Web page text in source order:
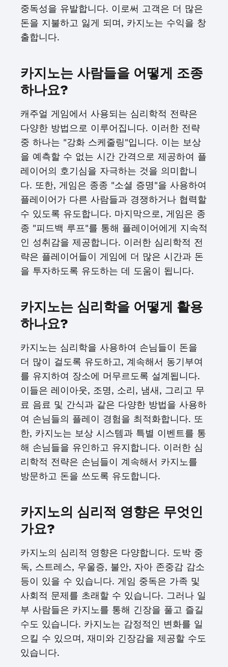
중독성을 유발합니다. 이로써 고객은 더 많은
돈을 지불하고 잃게 되며, 카지노는 수익을 창
출합니다.
카지노는 사람들을 어떻게 조종
하나요?
캐주얼 게임에서 사용되는 심리학적 전략은
다양한 방법으로 이루어집니다. 이러한 전략
중 하나는 "강화 스케줄링"입니다. 이는 보상
을 예측할 수 없는 시간 간격으로 제공하여 플
레이어의 호기심을 자극하는 것을 의미합니
다. 또한, 게임은 종종 "소셜 증명"을 사용하여
플레이어가 다른 사람들과 경쟁하거나 협력할
수 있도록 유도합니다. 마지막으로, 게임은 종
종 "피드백 루프"를 통해 플레이어에게 지속적
인 성취감을 제공합니다. 이러한 심리학적 전
략은 플레이어들이 게임에 더 많은 시간과 돈
을 투자하도록 유도하는 데 도움이 됩니다.
카지노는 심리학을 어떻게 활용
하나요?
카지노는 심리학을 사용하여 손님들이 돈을
더 많이 걸도록 유도하고, 계속해서 동기부여
를 유지하여 장소에 머무르도록 설계됩니다.
이들은 레이아웃, 조명, 소리, 냄새, 그리고 무
료 음료 및 간식과 같은 다양한 방법을 사용하
여 손님들의 플레이 경험을 최적화합니다. 또
한, 카지노는 보상 시스템과 특별 이벤트를 통
해 손님들을 유인하고 유지합니다. 이러한 심
리학적 전략은 손님들이 계속해서 카지노를
방문하고 돈을 쓰도록 유도합니다.
카지노의 심리적 영향은 무엇인
가요?
카지노의 심리적 영향은 다양합니다. 도박 중
독, 스트레스, 우울증, 불안, 자아 존중감 감소
등이 있을 수 있습니다. 게임 중독은 가족 및
사회적 문제를 초래할 수 있습니다. 그러나 일
부 사람들은 카지노를 통해 긴장을 풀고 즐길
수도 있습니다. 카지노는 감정적인 변화를 일
으킬 수 있으며, 재미와 긴장감을 제공할 수도
있습니다.